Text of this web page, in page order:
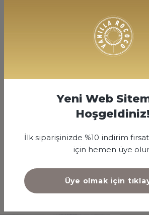
1800 TL
ÜRÜN AÇIKLAMASI
İLGİNİZİ ÇEKEBİLECEK DİĞER
Yeni Web
Hoşgeldiniz!
İlk siparişinizde %10 indirim
için hemen üye
Üye olmak için